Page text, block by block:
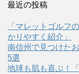
最近の投稿
「マレットゴルフ
かりやすく紹介」
南信州で見つけた
5選
地球も肌も喜ぶ！